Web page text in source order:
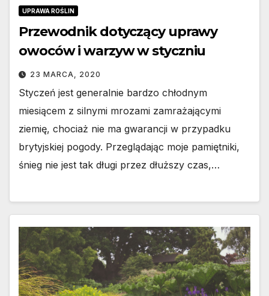
UPRAWA ROŚLIN
Przewodnik dotyczący uprawy
owoców i warzyw w styczniu
23 MARCA, 2020
Styczeń jest generalnie bardzo chłodnym
miesiącem z silnymi mrozami zamrażającymi
ziemię, chociaż nie ma gwarancji w przypadku
brytyjskiej pogody. Przeglądając moje pamiętniki,
śnieg nie jest tak długi przez dłuższy czas,…